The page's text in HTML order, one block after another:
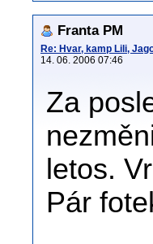
Franta PM
Re: Hvar, kamp Lili,
14. 06. 2006 07:46
Za
letos.
Pár